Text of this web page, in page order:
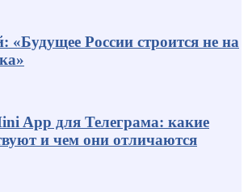
России строится не на
App для Телеграма: какие
и чем они отличаются